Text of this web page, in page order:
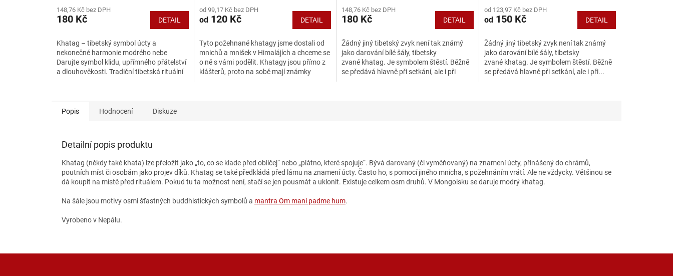
148,76 Kč bez DPH
180 Kč DETAIL
Khatag – tibetský symbol úcty a
nekonečné harmonie modrého nebe
Darujte symbol klidu, upřímného přátelství
a dlouhověkosti. Tradiční tibetská rituální
od 99,17 Kč bez DPH
od120 Kč DETAIL
Tyto požehnané khatagy jsme dostali od
mnichů a mnišek v Himalájích a chceme se
o ně s vámi podělit. Khatagy jsou přímo z
klášterů, proto na sobě mají známky
148,76 Kč bez DPH
180 Kč DETAIL
Žádný jiný tibetský zvyk není tak známý
jako darování bílé šály, tibetsky
zvané khatag. Je symbolem štěstí. Běžně
se předává hlavně při setkání, ale i při
od 123,97 Kč bez DPH
od150 Kč DETAIL
Žádný jiný tibetský zvyk není tak známý
jako darování bílé šály, tibetsky
zvané khatag. Je symbolem štěstí. Běžně
se předává hlavně při setkání, ale i při...
Popis Hodnocení Diskuze
Detailní popis produktu
Khatag (někdy také khata) lze přeložit jako „to, co se klade před obličej“ nebo „plátno, které spojuje“. Bývá darovaný (či vyměňovaný) na znamení úcty, přinášený do chrámů,
poutních míst či osobám jako projev díků. Khatag se také předkládá před lámu na znamení úcty. Často ho, s pomocí jiného mnicha, s požehnáním vrátí. Ale ne vždycky. Většinou se
dá koupit na místě před rituálem. Pokud tu ta možnost není, stačí se jen pousmát a uklonit. Existuje celkem osm druhů. V Mongolsku se daruje modrý khatag.
Na šále jsou motivy osmi šťastných buddhistických symbolů a mantra Om mani padme hum.
Vyrobeno v Nepálu.